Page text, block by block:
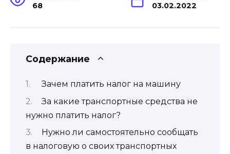
68 03.02.2022
Содержание
Зачем платить налог на машину
За какие транспортные средства не
нужно платить налог?
Нужно ли самостоятельно сообщать
в налоговую о своих транспортных